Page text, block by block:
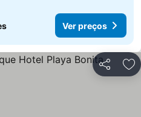
Ver preços
Partilhar